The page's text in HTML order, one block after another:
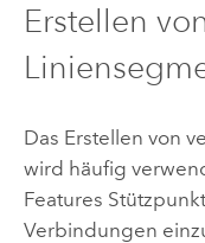
Erstellen
Das Erstellen von
wird häufig
Features
Verbindungen